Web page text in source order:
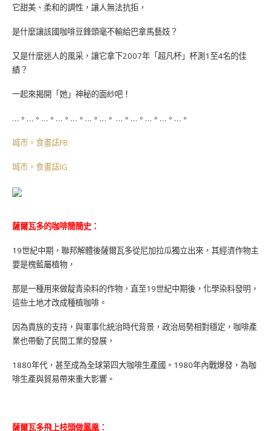
它甜美、柔和的調性，讓人無法抗拒，
是什麼讓該國咖啡豆鋒頭毫不輸給巴拿馬藝妓？
又是什麼迷人的風采，讓它拿下2007年「超凡杯」杯測1至4名的佳
績？
一起來揭開「她」神秘的面紗吧！
…。…。…。…。…。…。…。 …。…。…。…。…。
城市。食畫誌FB
城市。食畫誌IG
薩爾瓦多的咖啡簡簡史：
19世紀中期，聯邦解體後薩爾瓦多從尼加拉瓜獨立出來，其經濟作物主
要是槐藍屬植物，
那是一種用來做靛青染料的作物，直至19世紀中期後，化學染料發明，
這些土地才改成種植咖啡。
因為貴族的支持，與軍事化統治時代背景，政治局勢相對穩定，咖啡產
業也帶動了民間工業的發展，
1880年代，甚至成為全球第四大咖啡生產國。1980年內戰爆發，為咖
啡生產與貿易帶來重大影響。
薩爾瓦多飛上枝頭做鳳凰：